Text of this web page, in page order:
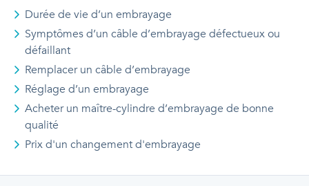
Durée de vie d’un embrayage
Symptômes d’un câble d’embrayage défectueux ou
défaillant
Remplacer un câble d’embrayage
Réglage d’un embrayage
Acheter un maître-cylindre d’embrayage de bonne
qualité
Prix d'un changement d'embrayage